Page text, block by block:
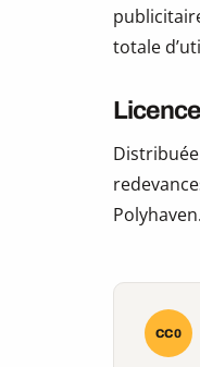
totale
Licence
Polyhaven.
CC0